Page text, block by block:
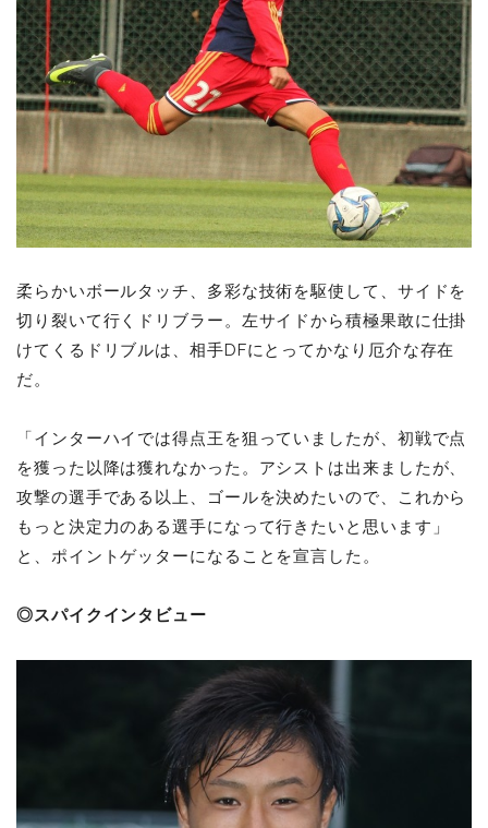
柔らかいボールタッチ、多彩な技術を駆使して、サイドを
切り裂いて行くドリブラー。左サイドから積極果敢に仕掛
けてくるドリブルは、相手DFにとってかなり厄介な存在
だ。
「インターハイでは得点王を狙っていましたが、初戦で点
を獲った以降は獲れなかった。アシストは出来ましたが、
攻撃の選手である以上、ゴールを決めたいので、これから
もっと決定力のある選手になって行きたいと思います」
と、ポイントゲッターになることを宣言した。
◎スパイクインタビュー